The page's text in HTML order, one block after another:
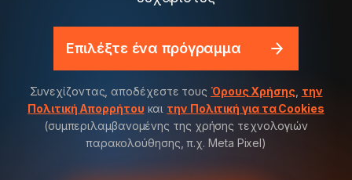
Επιλέξτε ένα πρόγραμμα
Συνεχίζοντας, αποδέχεστε τους Όρους Χρήσης, την
Πολιτική Απορρήτου και την Πολιτική για τα Cookies
(συμπεριλαμβανομένης της χρήσης τεχνολογιών
παρακολούθησης, π.χ. Meta Pixel)